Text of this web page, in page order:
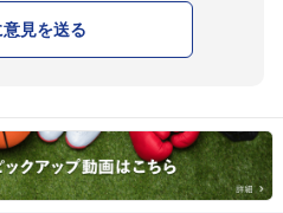
見を送る